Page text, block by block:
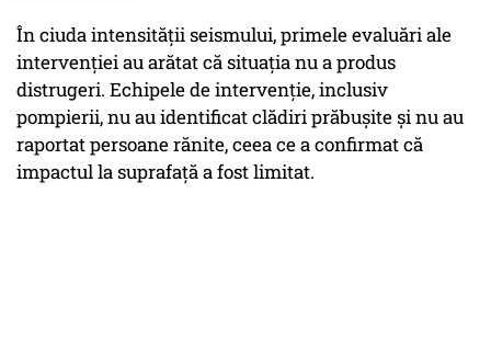
În ciuda intensității seismului, primele evaluări ale
intervenției au arătat că situația nu a produs
distrugeri. Echipele de intervenție, inclusiv
pompierii, nu au identificat clădiri prăbușite și nu au
raportat persoane rănite, ceea ce a confirmat că
impactul la suprafață a fost limitat.